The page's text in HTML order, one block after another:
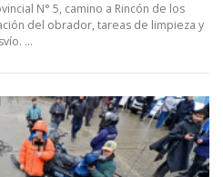
N° 5, camino a Rincón de los
del obrador, tareas de limpieza y
…